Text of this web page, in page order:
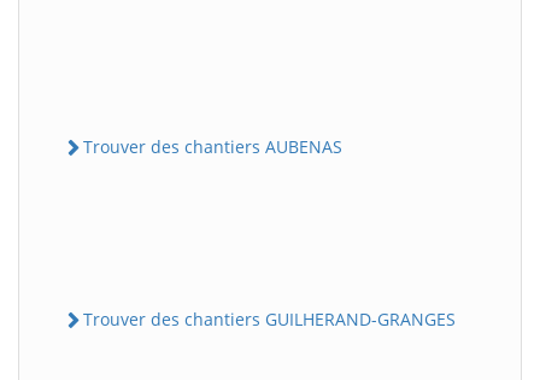
Trouver des chantiers AUBENAS
Trouver des chantiers GUILHERAND-GRANGES